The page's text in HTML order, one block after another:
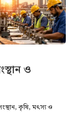
ও
কৃষি, মৎস্য ও